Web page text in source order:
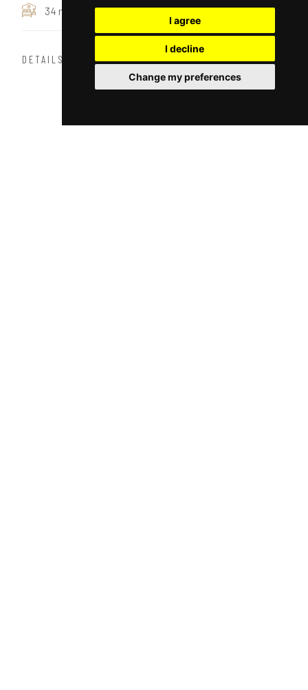
I agree
I decline
Change my preferences
34 m²
DETAILS BOOK NOW